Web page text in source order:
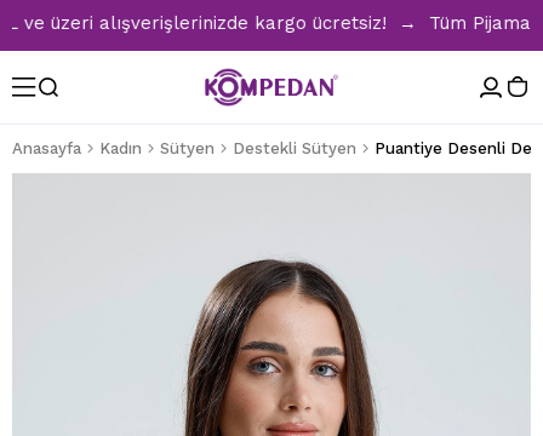
üzeri alışverişlerinizde kargo ücretsiz! → Tüm Pijama
Anasayfa Kadın Sütyen Destekli Sütyen Puantiye Desenli